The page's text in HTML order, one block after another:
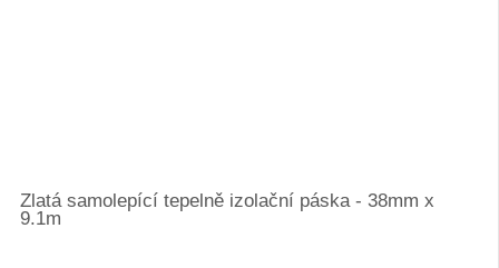
Zlatá samolepící tepelně izolační páska - 38mm x
9.1m